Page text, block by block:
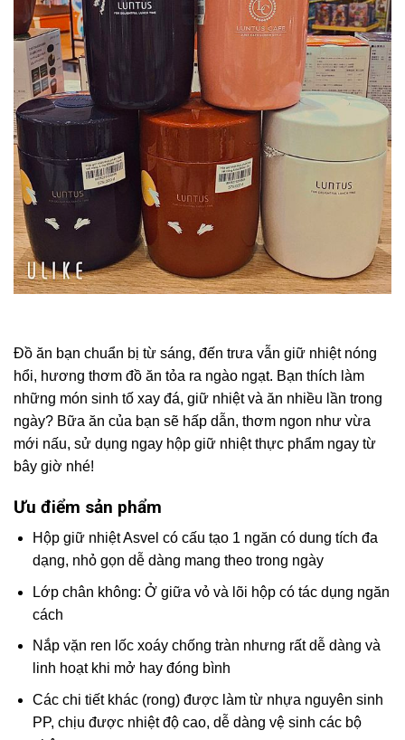
Đồ ăn bạn chuẩn bị từ sáng, đến trưa vẫn giữ nhiệt nóng
hổi, hương thơm đồ ăn tỏa ra ngào ngạt. Bạn thích làm
những món sinh tố xay đá, giữ nhiệt và ăn nhiều lần trong
ngày? Bữa ăn của bạn sẽ hấp dẫn, thơm ngon như vừa
mới nấu, sử dụng ngay hộp giữ nhiệt thực phẩm ngay từ
bây giờ nhé!
Ưu điểm sản phẩm
Hộp giữ nhiệt Asvel có cấu tạo 1 ngăn có dung tích đa
dạng, nhỏ gọn dễ dàng mang theo trong ngày
Lớp chân không: Ở giữa vỏ và lõi hộp có tác dụng ngăn
cách
Nắp vặn ren lốc xoáy chống tràn nhưng rất dễ dàng và
linh hoạt khi mở hay đóng bình
Các chi tiết khác (rong) được làm từ nhựa nguyên sinh
PP, chịu được nhiệt độ cao, dễ dàng vệ sinh các bộ